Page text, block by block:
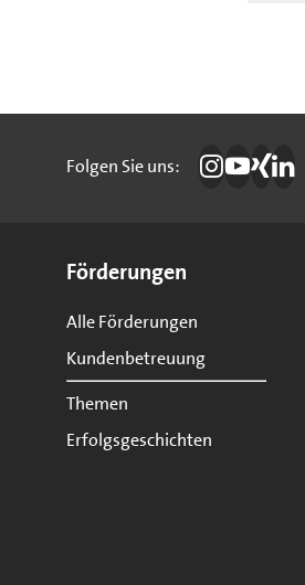
Folgen Sie uns: Die IBB auf
Die IBB
Die
Förderungen
Alle Förderungen
Kundenbetreuung
Themen
Erfolgsgeschichten